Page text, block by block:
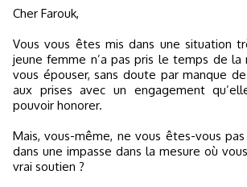
Cher Farouk,
Vous vous êtes mis dans une situation
jeune femme n’a pas pris le temps de
vous épouser, sans doute par manque
aux prises avec un engagement
pouvoir honorer.
Mais, vous-même, ne vous êtes-vous
dans une impasse dans la mesure où
vrai soutien ?